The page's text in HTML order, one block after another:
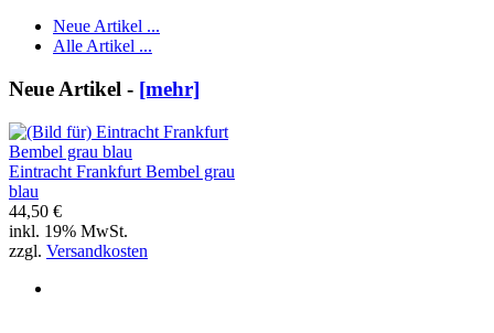
Neue Artikel ...
Alle Artikel ...
Neue Artikel - [mehr]
Eintracht Frankfurt Bembel grau
blau
44,50 €
inkl. 19% MwSt.
zzgl. Versandkosten